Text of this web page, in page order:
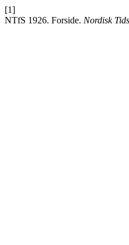
[1]
NTfS 1926. Forside. Nordisk